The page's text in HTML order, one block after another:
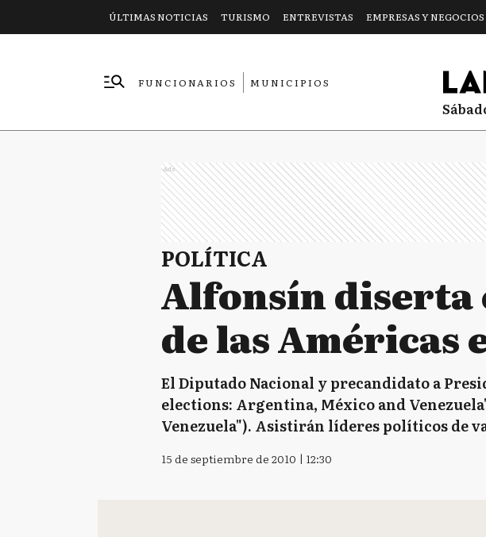
ÚLTIMAS NOTICIAS TURISMO ENTREVISTAS EMPRESAS Y NEGOCIOS
FUNCIONARIOS
MUNICIPIOS
Ads
POLÍTICA
Alfonsín diserta
de las Américas
El Diputado Nacional y precandidato a
elections: Argentina, México and
Venezuela"). Asistirán líderes políticos de
15 de septiembre de 2010 | 12:30